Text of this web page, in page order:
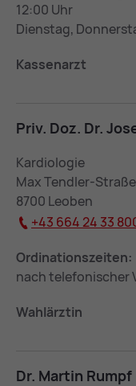
12:00 Uhr
Dienstag,
Kassenarzt
Priv. Doz. Dr.
Kardiologie
Max Tendler-
8700 Leoben
+43 664 24 33
Ordinationszeiten:
nach telefonischer
Wahlärztin
Dr. Mar­tin Rumpf